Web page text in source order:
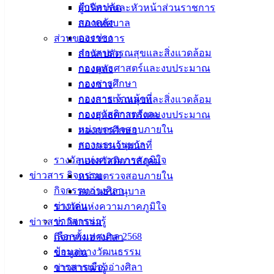
สำนักปลัด
กองคลัง
กองช่าง
กองสาธารณสุขและสิ่งแวดล้อม
กองยุทธศาสตร์และงบประมาณ
กองการศึกษา
กองการเจ้าหน้าที่
กองสวัสดิการสังคม
หน่วยตรวจสอบภายใน
สถานธนานุบาล
รางวัลแห่งความภาคภูมิใจ
ข่าวสาร กิจกรรม
กิจกรรมอ่างศิลา
ข่าวเด่น
ข่าวสารน่ารู้
เลือกตั้งเทศบาล 2568
ข้อมูลทางวัฒนธรรม
วารสารเมืองอ่างศิลา
ผู้บริหารและหัวหน้าส่วนราชการ
สภาเทศบาล
ส่วนของราชการ
สำนักปลัด
กองคลัง
กองช่าง
กองสาธารณสุขและสิ่งแวดล้อม
กองยุทธศาสตร์และงบประมาณ
กองการศึกษา
กองการเจ้าหน้าที่
กองสวัสดิการสังคม
หน่วยตรวจสอบภายใน
สถานธนานุบาล
รางวัลแห่งความภาคภูมิใจ
ข่าวสาร กิจกรรม
กิจกรรมอ่างศิลา
ข่าวเด่น
ข่าวสารน่ารู้
ดาวน์โหลดแบบฟอร์ม, เอกสาร
คู่มือสำหรับประชาชน/คู่มือการปฏิบัติงาน
ข่าวสารน่ารู้
ศุนย์ข้อมูลข่าวสารอิเล็กทรอนิกส์
องค์ความรู้ (Knowledge Management)
ติดต่อเทศบาล
สายตรงนายก
ประวัติเทศบาล
ผู้บริหารและหัวหน้าส่วนราชการ
สภาเทศบาล
สงวนลิขสิทธิ์ © 2563 เทศบาลเมืองอ่างศิลา จังหวัดชลบุรี |